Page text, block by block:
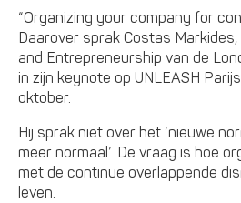
“Organizing your company for
Daarover sprak Costas
and Entrepreneurship van de
in zijn keynote op UNLEASH
oktober.
Hij sprak niet over het ‘nieuwe
meer normaal’. De vraag is hoe
met de continue overlappende
leven.